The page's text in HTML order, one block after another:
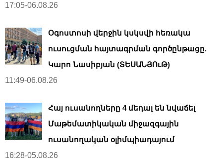
17:05-06.08.26
Օգոստոսի վերջին կսկսվի հեռակա
ուսուցման հայտագրման գործընթացը.
Կարո Նասիբյան (ՏԵՍԱՆՅՈւԹ)
11:49-06.08.26
Հայ ուսանողները 4 մեդալ են նվաճել
Մաթեմատիկական միջազգային
ուսանողական օլիմպիադայում
16:28-05.08.26